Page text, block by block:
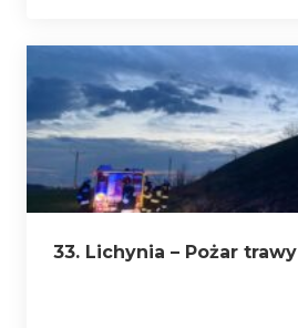
33. Lichynia – Pożar trawy